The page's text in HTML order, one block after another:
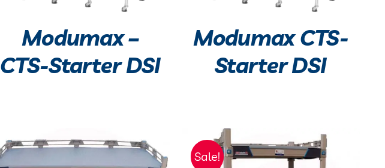
Modumax –
CTS-Starter DSI
Modumax CTS-
Starter DSI
Sale!